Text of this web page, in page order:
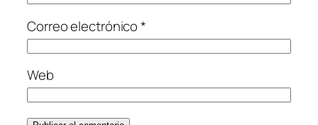
Correo electrónico*
Web